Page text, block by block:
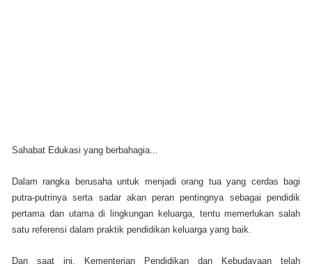
Sahabat Edukasi yang berbahagia...
Dalam rangka berusaha untuk menjadi orang tua yang cerdas bagi
putra-putrinya serta sadar akan peran pentingnya sebagai pendidik
pertama dan utama di lingkungan keluarga, tentu memerlukan salah
satu referensi dalam praktik pendidikan keluarga yang baik.
Dan saat ini, Kementerian Pendidikan dan Kebudayaan telah